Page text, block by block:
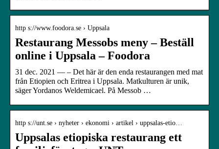
http s://www.foodora.se › Uppsala
Restaurang Messobs meny – Beställ
online i Uppsala – Foodora
31 dec. 2021 — – Det här är den enda restaurangen med mat
från Etiopien och Eritrea i Uppsala. Matkulturen är unik,
säger Yordanos Weldemicael. På Messob …
http s://unt.se › nyheter › ekonomi › artikel › uppsalas-etio…
Uppsalas etiopiska restaurang ett